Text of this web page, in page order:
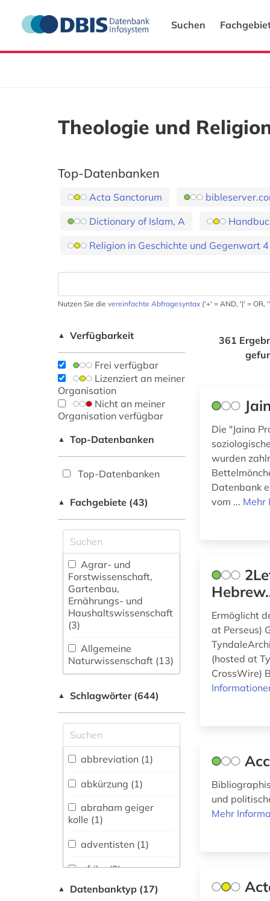
Suchen
Theologie und
Top-Datenbanken
Acta Sanctorum
Dictionary of Islam, A
Religion in Geschichte und Gegenwart
Nutzen Sie die vereinfachte Abfragesyntax ('+' = AND, '|' = OR,
▲ Verfügbarkeit
Frei verfügbar
Lizenziert an meiner
Organisation
Nicht an meiner
Organisation verfügbar
▲ Top-Datenbanken
Top-Datenbanken
▲ Fachgebiete (43)
Agrar- und
Forstwissenschaft,
Gartenbau,
Ernährungs- und
Haushaltswissenschaft
(3)
Allgemeine
Naturwissenschaft (13)
fachübergreifende
Allgemeine und
vergleichende Sprach-
und
Literaturwissenschaft.
Indogermanistik.
Außereuropäische
Sprachen und
Literaturen (41)
Anglistik.
Amerikanistik (16)
▲ Schlagwörter (644)
abbreviation (1)
abkürzung (1)
abraham geiger
kolle (1)
adventisten (1)
afrika (3)
akkadisch (1)
▲ Datenbanktyp (17)
361
Die "Jaina
wurden
Datenbank
vom ... Mehr
Ermöglicht
at Perseus)
(hosted at
CrossWire)
und
Mehr